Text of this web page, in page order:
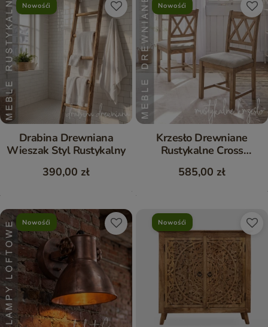
Drabina Drewniana
Wieszak Styl Rustykalny
390,00 zł
Nowośći
Krzesło Drewniane
Rustykalne Cross
585,00 zł
Nowośći
Nowośći Nowośći